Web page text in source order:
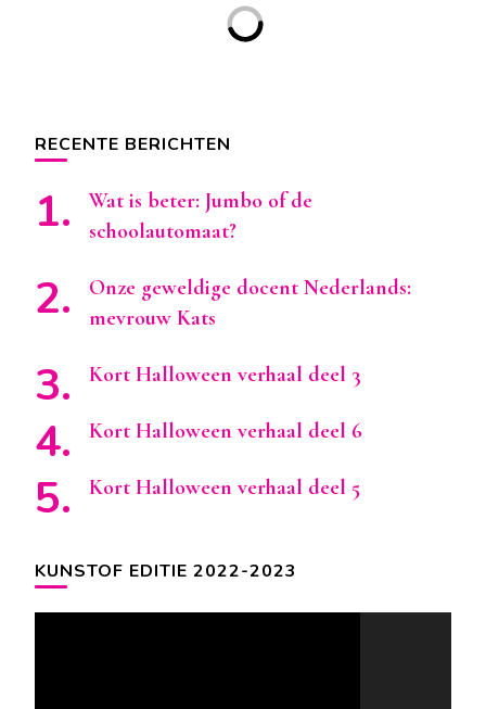
RECENTE BERICHTEN
Wat is beter: Jumbo of de
schoolautomaat?
Onze geweldige docent Nederlands:
mevrouw Kats
Kort Halloween verhaal deel 3
Kort Halloween verhaal deel 6
Kort Halloween verhaal deel 5
KUNSTOF EDITIE 2022-2023